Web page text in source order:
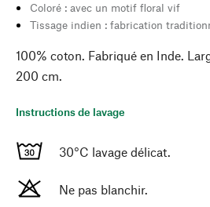
Coloré : avec un motif floral vif
Tissage indien : fabrication
100% coton. Fabriqué en Inde.
200 cm.
Instructions de lavage
30°C lavage délicat.
Ne pas blanchir.